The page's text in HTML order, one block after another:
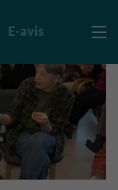

E-avis